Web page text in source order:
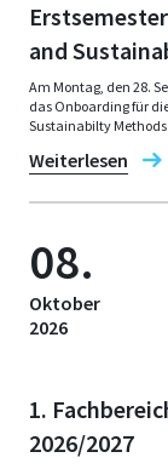
and
Am Montag, den 28.
das Onboarding für
Sustainabilty
Weiterlesen
08.
Oktober
2026
1.
2026/2027